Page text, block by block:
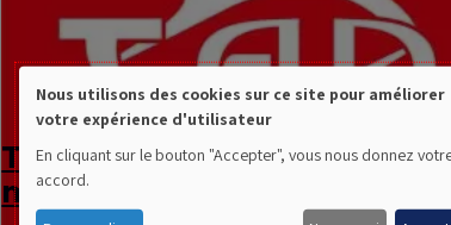
Triton Ans Natation - Stage
multisports & natation
Use
of
Nous utilisons des cookies sur ce site pour améliorer
votre expérience d'utilisateur
En cliquant sur le bouton "Accepter", vous nous donnez
accord.